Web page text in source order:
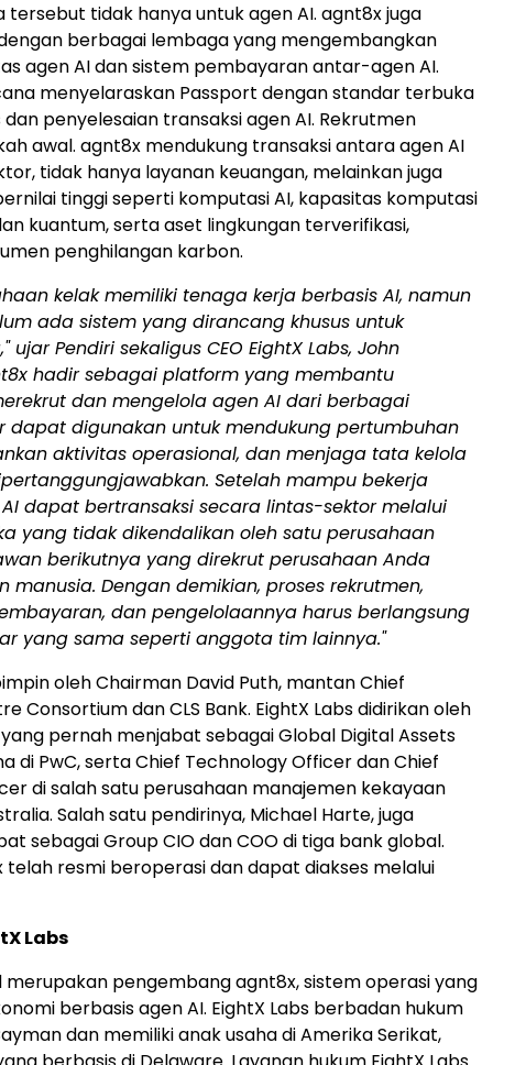
tersebut tidak hanya untuk agen AI. agnt8x juga
berbagai lembaga yang mengembangkan
agen AI dan sistem pembayaran antar-agen AI.
menyelaraskan Passport dengan standar terbuka
penyelesaian transaksi agen AI. Rekrutmen
awal. agnt8x mendukung transaksi antara agen AI
tidak hanya layanan keuangan, melainkan juga
tinggi seperti komputasi AI, kapasitas komputasi
kuantum, serta aset lingkungan terverifikasi,
penghilangan karbon.
kelak memiliki tenaga kerja berbasis AI, namun
ada sistem yang dirancang khusus untuk
ujar Pendiri sekaligus CEO EightX Labs, John
hadir sebagai platform yang membantu
dan mengelola agen AI dari berbagai
dapat digunakan untuk mendukung pertumbuhan
aktivitas operasional, dan menjaga tata kelola
Setelah mampu bekerja
dapat bertransaksi secara lintas-sektor melalui
yang tidak dikendalikan oleh satu perusahaan
berikutnya yang direkrut perusahaan Anda
manusia. Dengan demikian, proses rekrutmen,
dan pengelolaannya harus berlangsung
yang sama seperti anggota tim lainnya."
oleh Chairman David Puth, mantan Chief
Consortium dan CLS Bank. EightX Labs didirikan oleh
pernah menjabat sebagai Global Digital Assets
di PwC, serta Chief Technology Officer dan Chief
di salah satu perusahaan manajemen kekayaan
Salah satu pendirinya, Michael Harte, juga
sebagai Group CIO dan COO di tiga bank global.
telah resmi beroperasi dan dapat diakses melalui
Labs
merupakan pengembang agnt8x, sistem operasi yang
berbasis agen AI. EightX Labs berbadan hukum
dan memiliki anak usaha di Amerika Serikat,